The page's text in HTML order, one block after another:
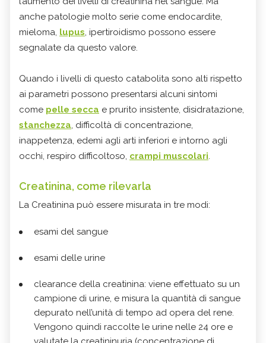
anche patologie molto serie come endocardite,
mieloma, lupus, ipertiroidismo possono essere
segnalate da questo valore.
Quando i livelli di questo catabolita sono alti rispetto
ai parametri possono presentarsi alcuni sintomi
come pelle secca e prurito insistente, disidratazione,
stanchezza, difficoltà di concentrazione,
inappetenza, edemi agli arti inferiori e intorno agli
occhi, respiro difficoltoso, crampi muscolari.
Creatinina, come rilevarla
La Creatinina può essere misurata in tre modi:
esami del sangue
esami delle urine
clearance della creatinina: viene effettuato su un
campione di urine, e misura la quantità di sangue
depurato nell’unità di tempo ad opera del rene.
Vengono quindi raccolte le urine nelle 24 ore e